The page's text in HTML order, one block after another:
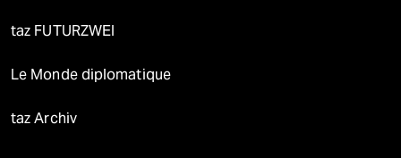
taz FUTURZWEI
Le Monde diplomatique
taz Archiv